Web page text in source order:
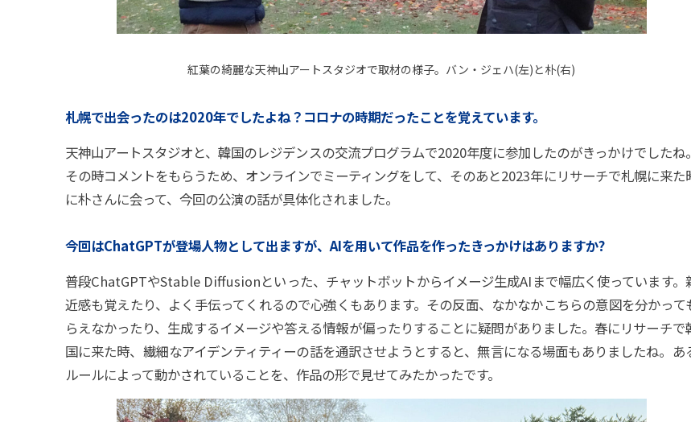
紅葉の綺麗な天神山アートスタジオで取材の様子。バン・ジェハ(左)と朴(右)
札幌で出会ったのは2020年でしたよね？コロナの時期だったことを覚えています。
天神山アートスタジオと、韓国のレジデンスの交流プログラムで2020年度に参加したのがきっかけでしたね。
その時コメントをもらうため、オンラインでミーティングをして、そのあと2023年にリサーチで札幌に来た
に朴さんに会って、今回の公演の話が具体化されました。
今回はChatGPTが登場人物として出ますが、AIを用いて作品を作ったきっかけはありますか?
普段ChatGPTやStable Diffusionといった、チャットボットからイメージ生成AIまで幅広く使っています。
近感も覚えたり、よく手伝ってくれるので心強くもあります。その反面、なかなかこちらの意図を分かって
らえなかったり、生成するイメージや答える情報が偏ったりすることに疑問がありました。春にリサーチで
国に来た時、繊細なアイデンティティーの話を通訳させようとすると、無言になる場面もありましたね。あ
ルールによって動かされていることを、作品の形で見せてみたかったです。